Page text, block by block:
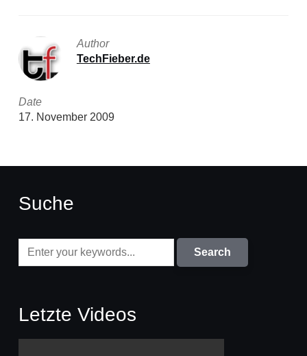
Author
TechFieber.de
Date
17. November 2009
Suche
Letzte Videos